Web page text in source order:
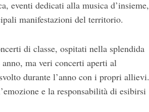
eventi dedicati alla musica d’insieme,
manifestazioni del territorio.
di classe, ospitati nella splendida
ma veri concerti aperti al
durante l’anno con i propri allievi.
e la responsabilità di esibirsi